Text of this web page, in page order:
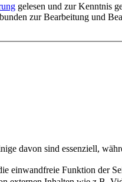
gelesen und zur Kenntnis
zur Bearbeitung und
davon sind essenziell,
einwandfreie Funktion der